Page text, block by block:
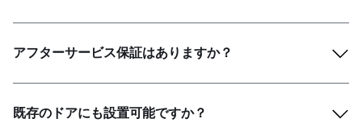
アフターサービス保証はありますか？
既存のドアにも設置可能ですか？